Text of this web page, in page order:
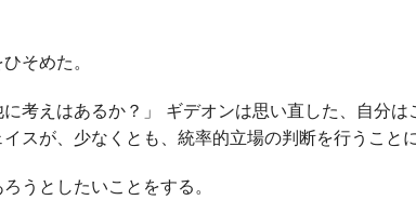
そめた。
に考えはあるか？」 ギデオンは思い直した、自分
スが、少なくとも、統率的立場の判断を行うこと
うとしたいことをする。